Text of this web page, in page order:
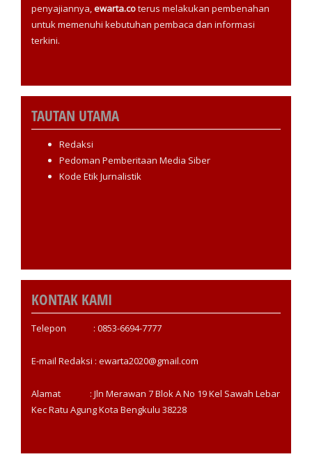
penyajiannya,ewarta.coterus melakukan pembenahan
untuk memenuhi kebutuhan pembaca dan informasi
terkini.
TAUTAN UTAMA
Redaksi
Pedoman Pemberitaan Media Siber
Kode Etik Jurnalistik
KONTAK KAMI
Telepon : 0853-6694-7777
E-mail Redaksi : ewarta2020@gmail.com
Alamat : Jln Merawan 7 Blok A No 19 Kel Sawah Lebar
Kec Ratu Agung Kota Bengkulu 38228